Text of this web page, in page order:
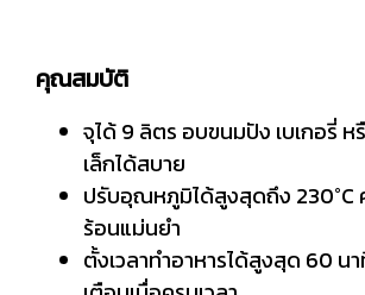
คุณสมบัติ
จุได้ 9 ลิตร อบขนมปัง เบเกอรี่
เล็กได้สบาย
ปรับอุณหภูมิได้สูงสุดถึง 230°C
ร้อนแม่นยำ
ตั้งเวลาทำอาหารได้สูงสุด 60 น